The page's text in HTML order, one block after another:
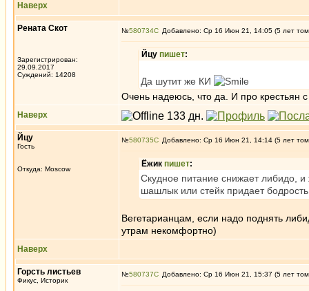
Наверх
Рената Скот
Зарегистрирован:
29.09.2017
Суждений: 14208
№580734 Добавлено: Ср 16 Июн 21, 14:05 (5 лет
Йцу пишет:
Да шутит же КИ
Очень надеюсь, что да. И про крестьян
Наверх
Йцу
Гость
Откуда: Moscow
№580735 Добавлено: Ср 16 Июн 21, 14:14 (5 лет
Ёжик пишет:
Скудное питание снижает либидо,
шашлык или стейк придает бодрость
Вегетарианцам, если надо поднять
утрам некомфортно)
Наверх
Горсть листьев
Фикус, Историк
№580737 Добавлено: Ср 16 Июн 21, 15:37 (5 лет